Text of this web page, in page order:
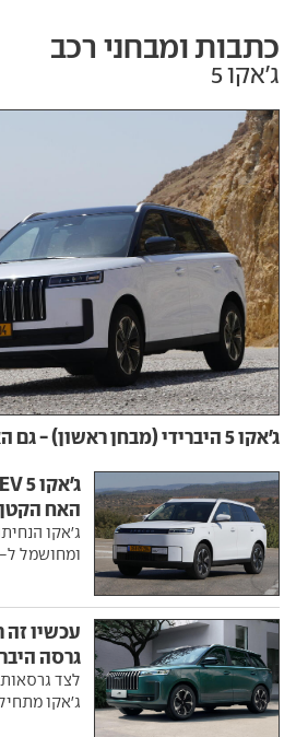
כתבות ומבחני רכב
ג'אקו 5
ג'אקו 5 היברידי (מבחן ראשון) - גם האח הקטן רוצה
האח הקטן
ג'אקו
ומחושמל ל-7, דגם שהפך השנה
גרסה
לצד גרסאות
ג'אקו